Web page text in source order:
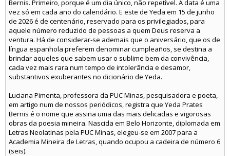
Bernis. Primeiro, porque é um dia único, não repetível. A data é uma
vez só em cada ano do calendário. E este de Yeda em 15 de junho
de 2026 é de centenário, reservado para os privilegiados, para
aquele número reduzido de pessoas a quem Deus reserva a
ventura. Há de considerar-se ademais que o aniversário, que os de
língua espanhola preferem denominar cumpleaños, se destina a
brindar aqueles que sabem usar o sublime bem da convivência,
cada vez mais rara num tempo de intolerância e desamor,
substantivos exuberantes no dicionário de Yeda.
Luciana Pimenta, professora da PUC Minas, pesquisadora e poeta,
em artigo num de nossos periódicos, registra que Yeda Prates
Bernis é o nome que assina uma das mais delicadas e vigorosas
obras da poesia mineira. Nascida em Belo Horizonte, diplomada em
Letras Neolatinas pela PUC Minas, elegeu-se em 2007 para a
Academia Mineira de Letras, quando ocupou a cadeira de número 6
(seis).